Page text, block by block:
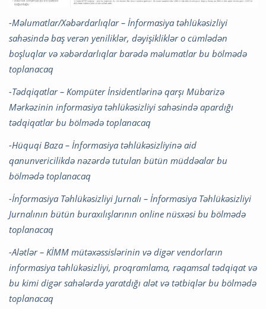
-Məlumatlar/Xəbərdarlıqlar – İnformasiya təhlükəsizliyi
sahəsində baş verən yeniliklər, dəyişikliklər o cümlədən
boşluqlar və xəbərdarlıqlar barədə məlumatlar bu bölmədə
toplanacaq
-Tədqiqatlar – Kompüter İnsidentlərinə qarşı Mübarizə
Mərkəzinin informasiya təhlükəsizliyi sahəsində apardığı
tədqiqatlar bu bölmədə toplanacaq
-Hüquqi Baza – İnformasiya təhlükəsizliyinə aid
qanunvericilikdə nəzərdə tutulan bütün müddəalar bu
bölmədə toplanacaq
-İnformasiya Təhlükəsizliyi Jurnalı – İnformasiya Təhlükəsizliyi
Jurnalının bütün buraxılışlarının online nüsxəsi bu bölmədə
toplanacaq
-Alətlər – KİMM mütəxəssislərinin və digər vendorların
informasiya təhlükəsizliyi, proqramlama, rəqamsal tədqiqat və
bu kimi digər sahələrdə yaratdığı alət və tətbiqlər bu bölmədə
toplanacaq